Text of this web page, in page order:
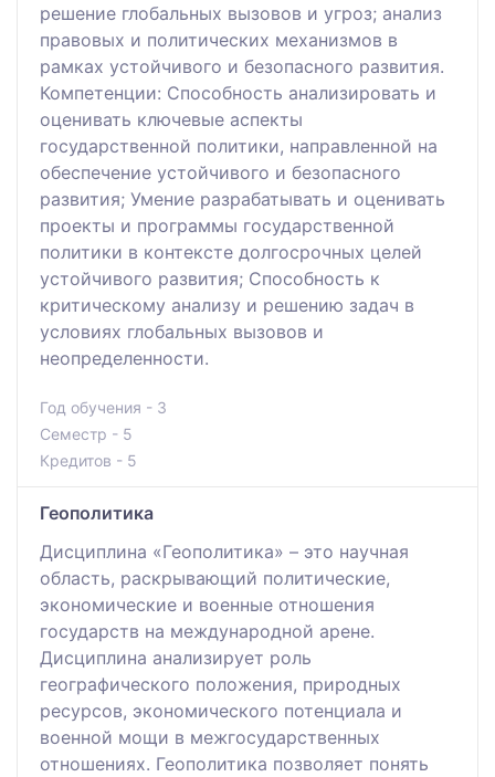
решение глобальных вызовов и угроз; анализ
правовых и политических механизмов в
рамках устойчивого и безопасного развития.
Компетенции: Способность анализировать и
оценивать ключевые аспекты
государственной политики, направленной на
обеспечение устойчивого и безопасного
развития; Умение разрабатывать и оценивать
проекты и программы государственной
политики в контексте долгосрочных целей
устойчивого развития; Способность к
критическому анализу и решению задач в
условиях глобальных вызовов и
неопределенности.
Год обучения - 3
Семестр - 5
Кредитов - 5
Геополитика
Дисциплина «Геополитика» – это научная
область, раскрывающий политические,
экономические и военные отношения
государств на международной арене.
Дисциплина анализирует роль
географического положения, природных
ресурсов, экономического потенциала и
военной мощи в межгосударственных
отношениях. Геополитика позволяет понять